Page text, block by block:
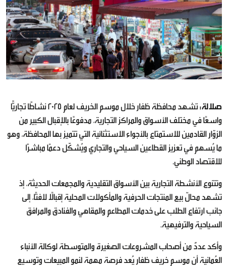
صلالة:
تشهد محافظة ظفار خلال موسم الخريف لعام 2025 نشاطًا تجاريًّا
واسعًا في مختلف الأسواق والمراكز التجارية، مدفوعًا بالإقبال الكبير من
الزوّار القادمين للاستمتاع بالأجواء الاستثنائية التي تتميز بها المحافظة، وهو
ما يُسهم في تعزيز القطاعين السياحي والتجاري ويُشكّل دعمًا مباشرًا
للاقتصاد الوطني.
وتتنوع الأنشطة التجارية بين الأسواق التقليدية والمجمعات الحديثة، إذ
تشهد محالّ بيع المنتجات الحرفية والمأكولات المحلية إقبالًا لافتًا، إلى
جانب ارتفاع الطلب على خدمات المطاعم والمقاهي والفنادق والمرافق
السياحية والترفيهية.
وأكد عددٌ من أصحاب المشروعات الصغيرة والمتوسطة لوكالة الأنباء
العُمانية أن موسم خريف ظفار يُعد فرصة مهمة لنمو المبيعات وتوسيع